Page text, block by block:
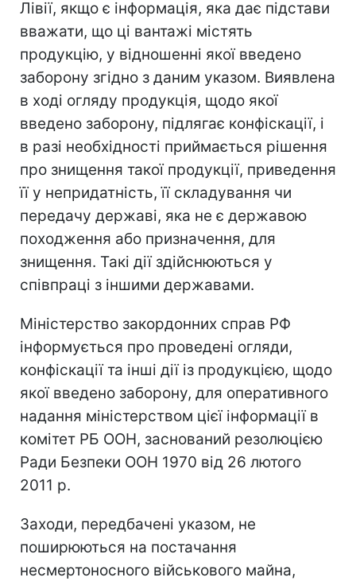
Лівії, якщо є інформація, яка дає підстави
вважати, що ці вантажі містять
продукцію, у відношенні якої введено
заборону згідно з даним указом. Виявлена
в ході огляду продукція, щодо якої
введено заборону, підлягає конфіскації, і
в разі необхідності приймається рішення
про знищення такої продукції, приведення
її у непридатність, її складування чи
передачу державі, яка не є державою
походження або призначення, для
знищення. Такі дії здійснюються у
співпраці з іншими державами.
Міністерство закордонних справ РФ
інформується про проведені огляди,
конфіскації та інші дії із продукцією, щодо
якої введено заборону, для оперативного
надання міністерством цієї інформації в
комітет РБ ООН, заснований резолюцією
Ради Безпеки ООН 1970 від 26 лютого
2011 р.
Заходи, передбачені указом, не
поширюються на постачання
несмертоносного військового майна,